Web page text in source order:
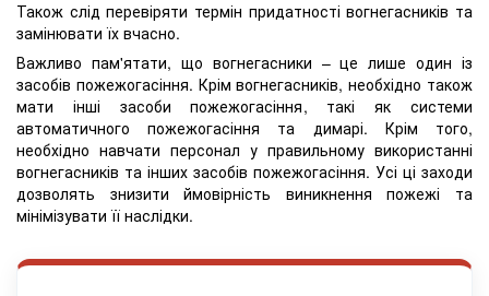
Також слід перевіряти термін придатності вогнегасників та
замінювати їх вчасно.
Важливо пам'ятати, що вогнегасники – це лише один із
засобів пожежогасіння. Крім вогнегасників, необхідно також
мати інші засоби пожежогасіння, такі як системи
автоматичного пожежогасіння та димарі. Крім того,
необхідно навчати персонал у правильному використанні
вогнегасників та інших засобів пожежогасіння. Усі ці заходи
дозволять знизити ймовірність виникнення пожежі та
мінімізувати її наслідки.